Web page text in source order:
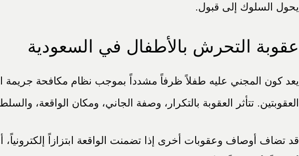
يحول السلوك إلى قبول.
عقوبة التحرش بالأطفال في السعودية
يعد كون المجني عليه طفلاً ظرفاً مشدداً بموجب نظام مكافحة
العقوبتين. تتأثر العقوبة بالتكرار، وصفة الجاني، ومكان الواقعة،
قد تضاف أوصاف وعقوبات أخرى إذا تضمنت الواقعة ابتزازاً إلكترونياً،